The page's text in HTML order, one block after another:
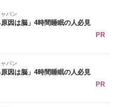
パン
原因は脳」4時間睡眠の人必見
PR
パン
原因は脳」4時間睡眠の人必見
PR